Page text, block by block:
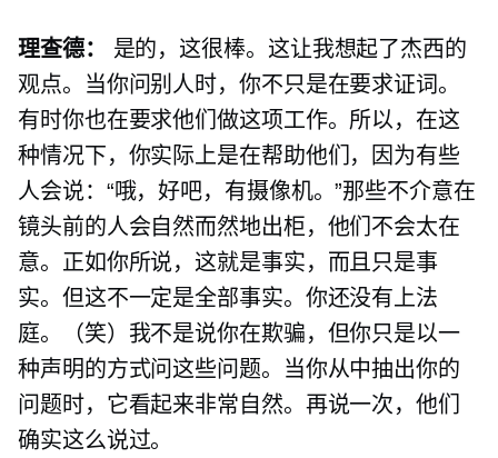
理查德：
是的，这很棒。这让我想起了杰西的
观点。当你问别人时，你不只是在要求证词。
有时你也在要求他们做这项工作。所以，在这
种情况下，你实际上是在帮助他们，因为有些
人会说：“哦，好吧，有摄像机。”那些不介意在
镜头前的人会自然而然地出柜，他们不会太在
意。正如你所说，这就是事实，而且只是事
实。但这不一定是全部事实。你还没有上法
庭。（笑）我不是说你在欺骗，但你只是以一
种声明的方式问这些问题。当你从中抽出你的
问题时，它看起来非常自然。再说一次，他们
确实这么说过。